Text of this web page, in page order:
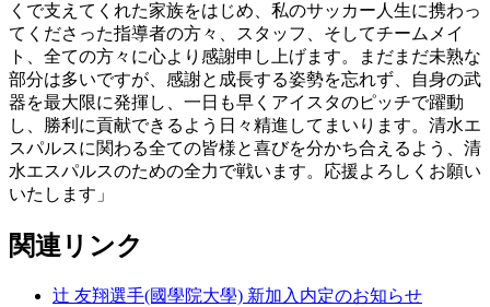
くで支えてくれた家族をはじめ、私のサッカー人生に携わっ
てくださった指導者の方々、スタッフ、そしてチームメイ
ト、全ての方々に心より感謝申し上げます。まだまだ未熟な
部分は多いですが、感謝と成長する姿勢を忘れず、自身の武
器を最大限に発揮し、一日も早くアイスタのピッチで躍動
し、勝利に貢献できるよう日々精進してまいります。清水エ
スパルスに関わる全ての皆様と喜びを分かち合えるよう、清
水エスパルスのための全力で戦います。応援よろしくお願い
いたします」
関連リンク
辻 友翔選手(國學院大學) 新加入内定のお知らせ